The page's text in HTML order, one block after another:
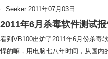
Seeker 2011年07月03日
2011年6月杀毒软件测试报
看到VB100出炉了2011年6月份杀毒
悍的嘛，用电脑七八年时间，从国内